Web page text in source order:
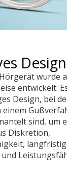
Design
wurde
entwickelt:
Design, bei
einem
sind, um
Diskretion,